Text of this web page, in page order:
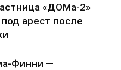
«ДОМа-2»
арест после
Финни —